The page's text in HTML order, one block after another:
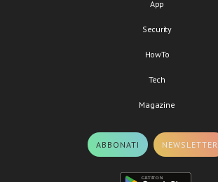
App
Security
HowTo
Tech
Magazine
ABBONATI NEWSLETTER